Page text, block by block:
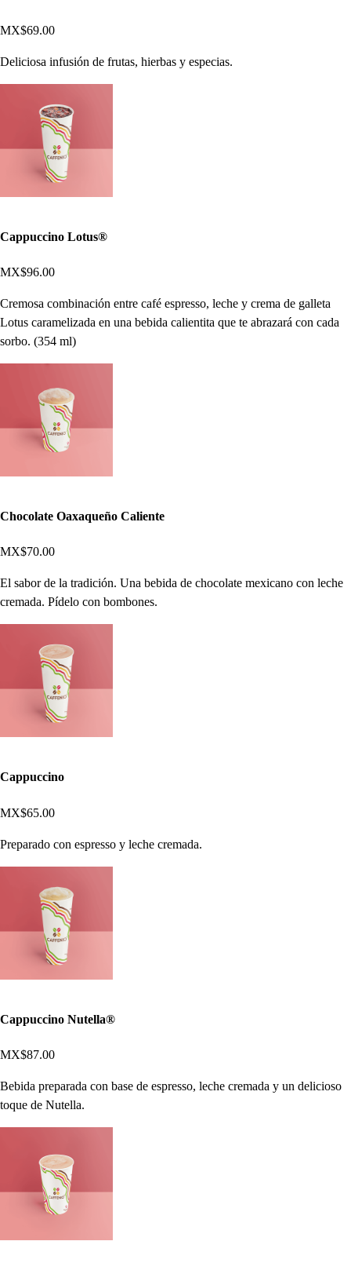
MX$69.00
Deliciosa infusión de frutas, hierbas y especias.
Cappuccino Lotus®
MX$96.00
Cremosa combinación entre café espresso, leche y crema de galleta
Lotus caramelizada en una bebida calientita que te abrazará con cada
sorbo. (354 ml)
Chocolate Oaxaqueño Caliente
MX$70.00
El sabor de la tradición. Una bebida de chocolate mexicano con leche
cremada. Pídelo con bombones.
Cappuccino
MX$65.00
Preparado con espresso y leche cremada.
Cappuccino Nutella®
MX$87.00
Bebida preparada con base de espresso, leche cremada y un delicioso
toque de Nutella.